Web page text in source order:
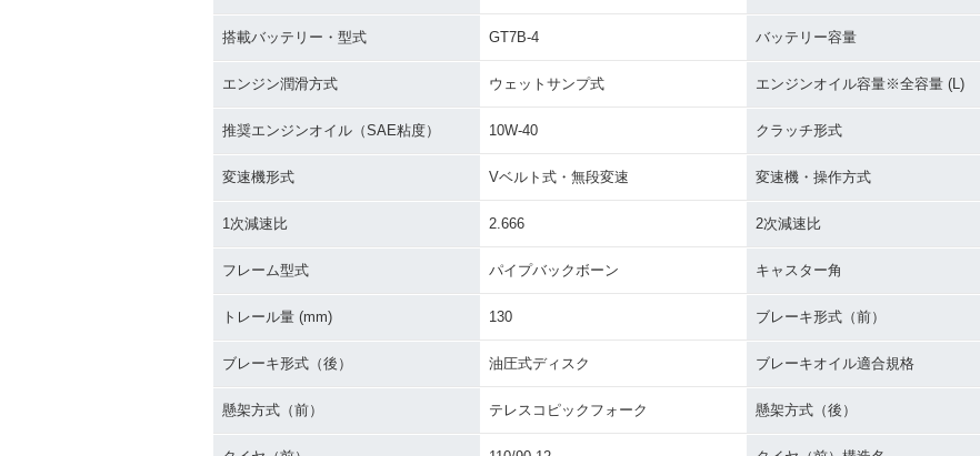
搭載バッテリー・型式 GT7B-4 バッテリー容量
エンジン潤滑方式 ウェットサンプ式 エンジンオイル容量※全容量 (L)
推奨エンジンオイル（SAE粘度） 10W-40 クラッチ形式
変速機形式 Vベルト式・無段変速 変速機・操作方式
1次減速比 2.666 2次減速比
フレーム型式 パイプバックボーン キャスター角
トレール量 (mm) 130 ブレーキ形式（前）
ブレーキ形式（後） 油圧式ディスク ブレーキオイル適合規格
懸架方式（前） テレスコピックフォーク 懸架方式（後）